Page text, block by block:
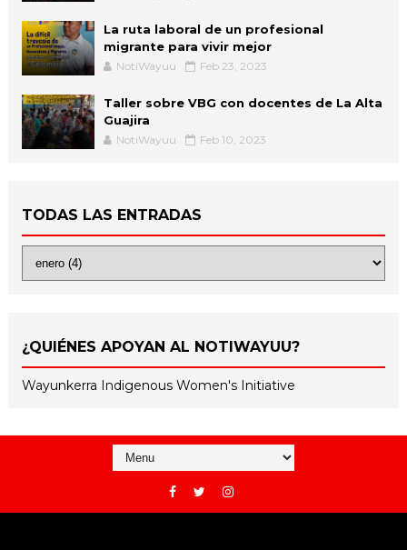
La ruta laboral de un profesional
migrante para vivir mejor
NotiWayuu Feb 23, 2023
Taller sobre VBG con docentes de La Alta
Guajira
NotiWayuu Feb 10, 2023
TODAS LAS ENTRADAS
¿QUIÉNES APOYAN AL NOTIWAYUU?
Wayunkerra Indigenous Women's Initiative